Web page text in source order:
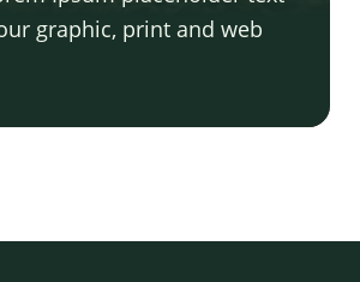
graphic, print and web